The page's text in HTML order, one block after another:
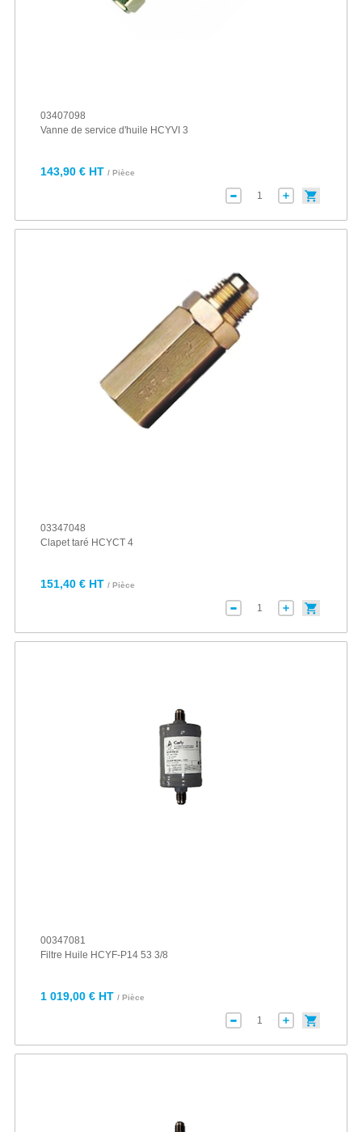
03407098
Vanne de service d'huile HCYVI 3
143,90 € HT / Pièce
03347048
Clapet taré HCYCT 4
151,40 € HT / Pièce
00347081
Filtre Huile HCYF-P14 53 3/8
1 019,00 € HT / Pièce